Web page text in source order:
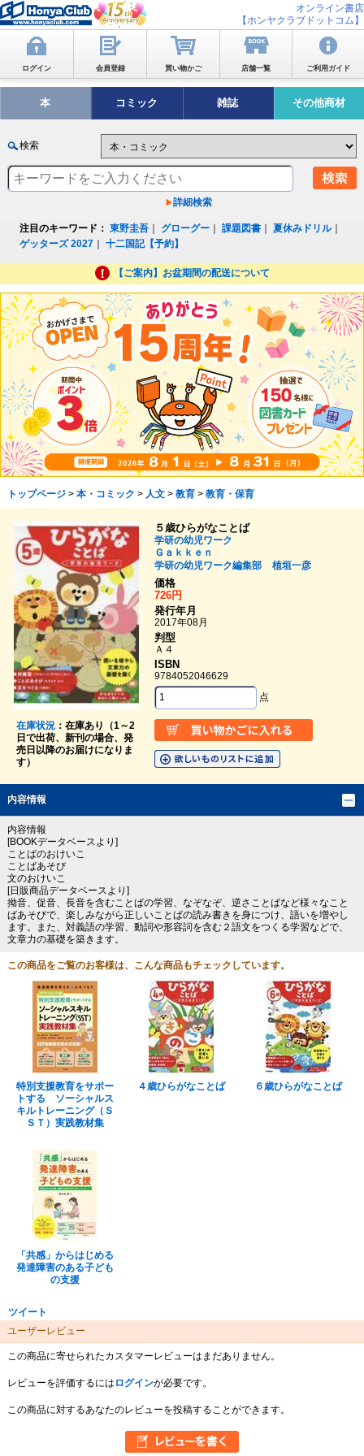
オンライン書店
【ホンヤクラブドットコム】
ログイン 会員登録 買い物かご 店舗一覧 ご利用ガイド
本 コミック 雑誌 その他商材
検索
詳細検索
注目のキーワード： 東野圭吾 グローグー ｜課題図書 ｜夏休みドリル｜
ゲッターズ 2027 ｜十二国記【予約】
【ご案内】お盆期間の配送について
トップページ> 本・コミック > 人文> 教育> 教育・保育
在庫状況：在庫あり（1～2
日で出荷、新刊の場合、発
売日以降のお届けになりま
す）
５歳ひらがなことば
学研の幼児ワーク
Ｇａｋｋｅｎ
学研の幼児ワーク編集部
植垣一彦
価格
726円
発行年月
2017年08月
判型
Ａ４
ISBN
9784052046629
点
内容情報
内容情報
[BOOKデータベースより]
ことばのおけいこ
ことばあそび
文のおけいこ
[日販商品データベースより]
拗音、促音、長音を含むことばの学習、なぞなぞ、逆さことばなど様々なこと
ばあそびで、楽しみながら正しいことばの読み書きを身につけ、語いを増やし
ます。また、対義語の学習、動詞や形容詞を含む２語文をつくる学習などで、
文章力の基礎を築きます。
この商品をご覧のお客様は、こんな商品もチェックしています。
特別支援教育をサポー
トする ソーシャルス
キルトレーニング（Ｓ
ＳＴ）実践教材集
４歳ひらがなことば ６歳ひらがなことば
「共感」からはじめる
発達障害のある子ども
の支援
ツイート
ユーザーレビュー
この商品に寄せられたカスタマーレビューはまだありません。
レビューを評価するには ログインが必要です。
この商品に対するあなたのレビューを投稿することができます。